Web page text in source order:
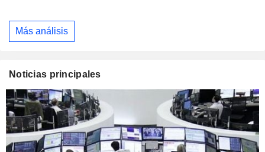
Más análisis
Noticias principales